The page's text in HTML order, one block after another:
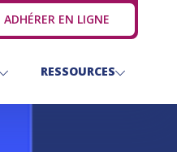
ADHÉRER EN LIGNE
RESSOURCES